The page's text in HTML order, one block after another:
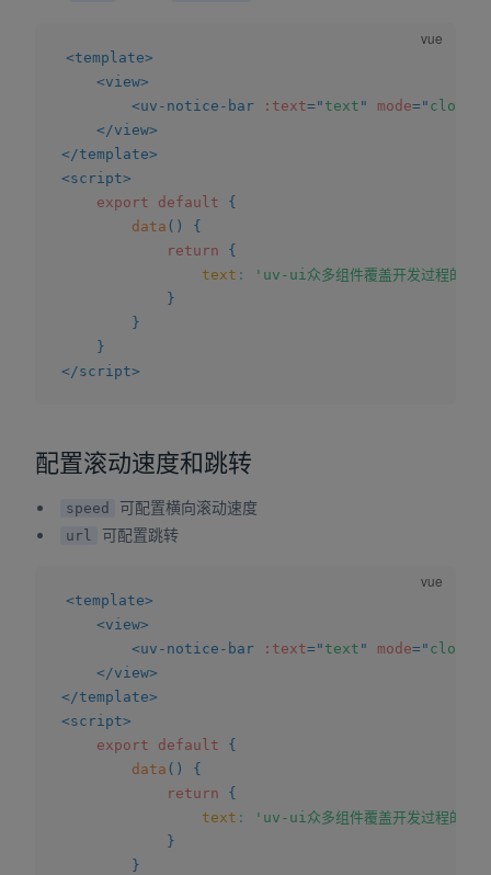
<template>
<view>
<uv-notice-bar :text=" text " mode="
</view>
</template>
<script>
export
default
{
data ( )
{
return
{
text :
'uv-ui众多组件覆盖开发过程的各
}
}
}
</script>
配置滚动速度和跳转
speed 可配置横向滚动速度
url 可配置跳转
<template>
<view>
<uv-notice-bar :text=" text " mode="
</view>
</template>
<script>
export
default
{
data ( )
{
return
{
text :
'uv-ui众多组件覆盖开发过程的各
}
}